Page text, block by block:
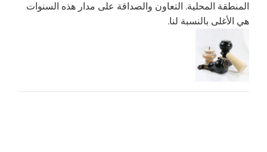
المنطقة المحلية. التعاون والصداقة على مدار هذه السنوات
هي الأغلى بالنسبة لنا.